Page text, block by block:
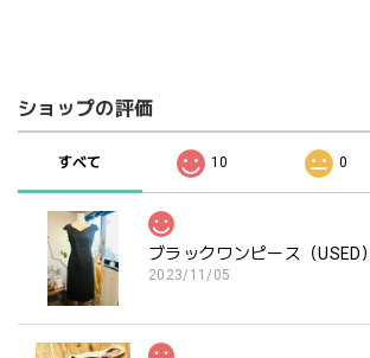
ショップの評価
すべて 10 0
ブラックワンピース（USED）
2023/11/05